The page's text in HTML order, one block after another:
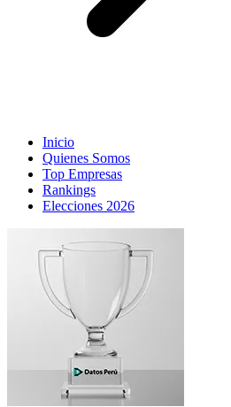
Inicio
Quienes Somos
Top Empresas
Rankings
Elecciones 2026